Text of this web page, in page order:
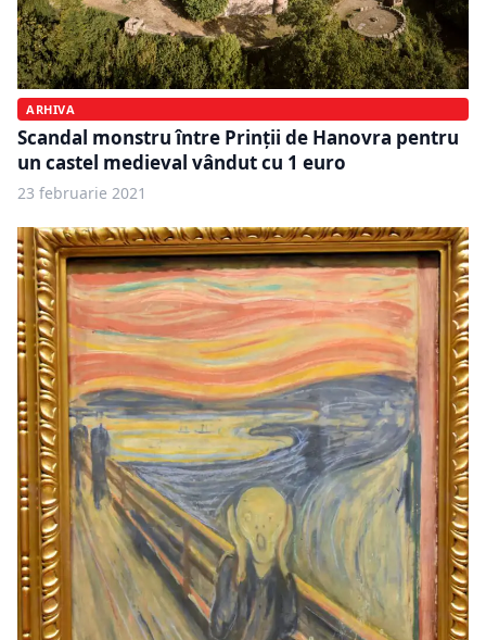
ARHIVA
Scandal monstru între Prinții de Hanovra pentru
un castel medieval vândut cu 1 euro
23 februarie 2021